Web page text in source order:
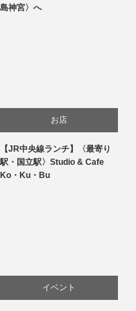
島神宮〉へ
お店
食べ物
【JR中央線ランチ】〈最寄り
駅・国立駅〉Studio & Cafe
Ko・Ku・Bu
イベント